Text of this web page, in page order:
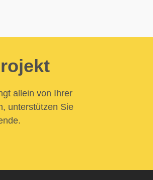
allein von Ihrer
unterstützen Sie